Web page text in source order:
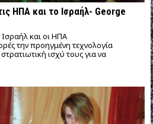
τις ΗΠΑ και το Ισραήλ- George
Ισραήλ και οι ΗΠΑ
την προηγμένη τεχνολογία
ισχύ τους για να